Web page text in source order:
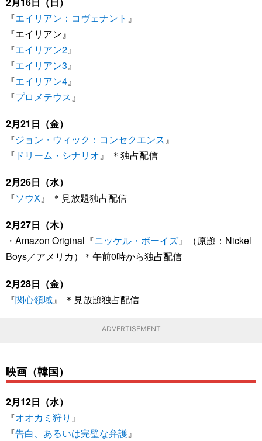
『エイリアン：コヴェナント 』
『エイリアン』
『エイリアン2』
『エイリアン3』
『エイリアン4』
『プロメテウス』
2月21日（金）
『ジョン・ウィック：コンセクエンス』
『 ドリーム・シナリオ』 ＊独占配信
2月26日（水）
『ソウX』 ＊見放題独占配信
2月27日（木）
・Amazon Original『ニッケル・ボーイズ』（原題：Nickel
Boys／アメリカ）＊午前0時から独占配信
2月28日（金）
『関心領域』 ＊見放題独占配信
ADVERTISEMENT
映画（韓国）
2月12日（水）
『オオカミ狩り 』
『告白、あるいは完璧な弁護』